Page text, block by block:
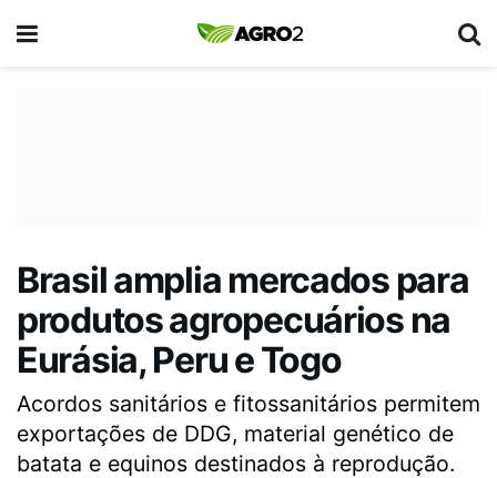
Brasil amplia mercados para
produtos agropecuários na
Eurásia, Peru e Togo
Acordos sanitários e fitossanitários permitem
exportações de DDG, material genético de
batata e equinos destinados à reprodução.